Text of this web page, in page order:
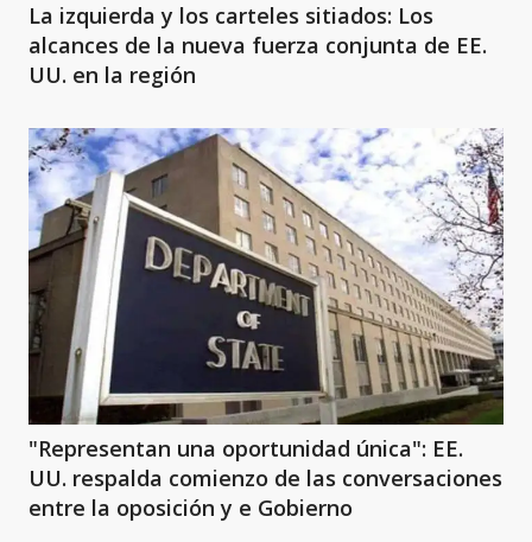
La izquierda y los carteles sitiados: Los
alcances de la nueva fuerza conjunta de EE.
UU. en la región
"Representan una oportunidad única": EE.
UU. respalda comienzo de las conversaciones
entre la oposición y e Gobierno